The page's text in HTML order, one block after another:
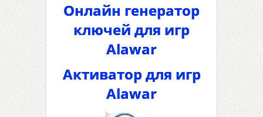
Онлайн генератор
ключей для игр
Alawar
Активатор для игр
Alawar